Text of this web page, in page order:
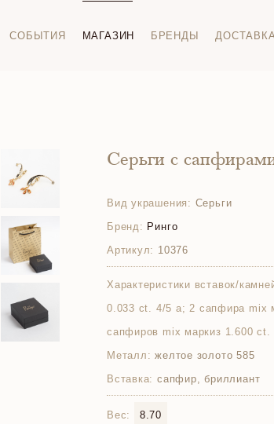
СОБЫТИЯ МАГАЗИН БРЕНДЫ
Серьги с
Вид украшения: Серьги
Бренд: Ринго
Артикул: 10376
Характеристики вставок/
0.033 ct. 4/5 а; 2 сапфира mix
сапфиров mix маркиз 1.600 ct.
Металл: желтое золото 585
Вставка: сапфир, бриллиант
Вес: 8.70